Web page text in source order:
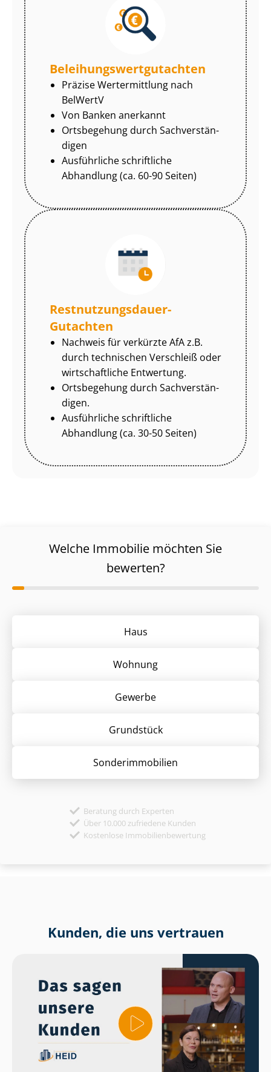
Be­lei­hungs­wert­gut­ach­ten
Präzise Wertermittlung nach
BelWertV
Von Banken anerkannt
Ortsbegehung durch Sach­ver­stän­
di­gen
Ausführliche schriftliche
Abhandlung (ca. 60-90 Seiten)
Rest­nut­zungs­dau­er-
Gutachten
Nachweis für verkürzte AfA z.B.
durch technischen Verschleiß oder
wirtschaftliche Entwertung.
Ortsbegehung durch Sach­ver­stän­
di­gen.
Ausführliche schriftliche
Abhandlung (ca. 30-50 Seiten)
Welche Immobilie möchten Sie
bewerten?
Haus
Wohnung
Gewerbe
Grund­stück
Sonder­immobilien
Beratung durch Experten
Über 10.000 zufriedene Kunden
Kostenlose Immobilienbewertung
Kunden, die uns vertrauen